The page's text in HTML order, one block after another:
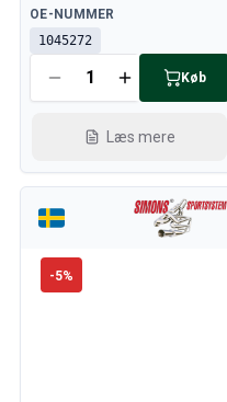
Tilgængelig
OE-NUMMER
1045272
Køb
Læs mere
-5%